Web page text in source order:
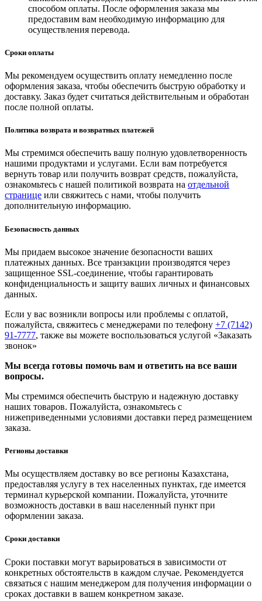
способом оплаты. После оформления заказа мы
предоставим вам необходимую информацию для
осуществления перевода.
Сроки оплаты
Мы рекомендуем осуществить оплату немедленно после
оформления заказа, чтобы обеспечить быструю обработку и
доставку. Заказ будет считаться действительным и обработан
после полной оплаты.
Политика возврата и возвратных платежей
Мы стремимся обеспечить вашу полную удовлетворенность
нашими продуктами и услугами. Если вам потребуется
вернуть товар или получить возврат средств, пожалуйста,
ознакомьтесь с нашей политикой возврата на отдельной
странице или свяжитесь с нами, чтобы получить
дополнительную информацию.
Безопасность данных
Мы придаем высокое значение безопасности ваших
платежных данных. Все транзакции производятся через
защищенное SSL-соединение, чтобы гарантировать
конфиденциальность и защиту ваших личных и финансовых
данных.
Если у вас возникли вопросы или проблемы с оплатой,
пожалуйста, свяжитесь с менеджерами по телефону +7 (7142)
91-7777, также вы можете воспользоваться услугой «Заказать
звонок»
Мы всегда готовы помочь вам и ответить на все ваши
вопросы.
Мы стремимся обеспечить быструю и надежную доставку
наших товаров. Пожалуйста, ознакомьтесь с
нижеприведенными условиями доставки перед размещением
заказа.
Регионы доставки
Мы осуществляем доставку во все регионы Казахстана,
предоставляя услугу в тех населенных пунктах, где имеется
терминал курьерской компании. Пожалуйста, уточните
возможность доставки в ваш населенный пункт при
оформлении заказа.
Сроки доставки
Сроки поставки могут варьироваться в зависимости от
конкретных обстоятельств в каждом случае. Рекомендуется
связаться с нашим менеджером для получения информации о
сроках доставки в вашем конкретном заказе.